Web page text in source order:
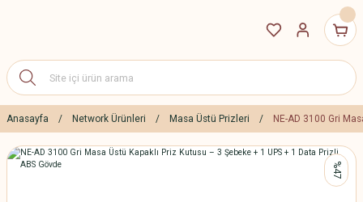
Anasayfa Network Ürünleri Masa Üstü Prizleri NE-AD 3100 Gri
%47